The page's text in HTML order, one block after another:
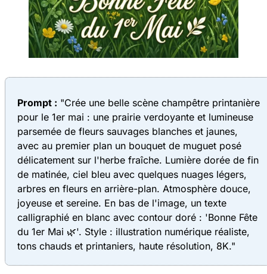
Prompt : "Crée une belle scène champêtre printanière
pour le 1er mai : une prairie verdoyante et lumineuse
parsemée de fleurs sauvages blanches et jaunes,
avec au premier plan un bouquet de muguet posé
délicatement sur l'herbe fraîche. Lumière dorée de fin
de matinée, ciel bleu avec quelques nuages légers,
arbres en fleurs en arrière-plan. Atmosphère douce,
joyeuse et sereine. En bas de l'image, un texte
calligraphié en blanc avec contour doré : 'Bonne Fête
du 1er Mai 🌿'. Style : illustration numérique réaliste,
tons chauds et printaniers, haute résolution, 8K."